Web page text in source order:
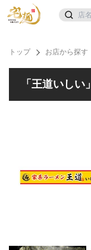
トップ お店から探す
「王道いし